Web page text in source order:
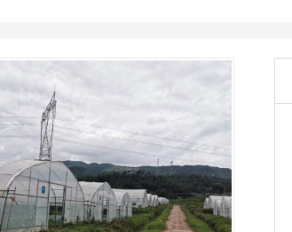
蔬菜温室大棚
成都蔬菜温室大棚 四川蔬菜温室大棚